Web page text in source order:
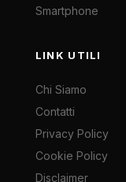
Smartphone
LINK UTILI
Chi Siamo
Contatti
Privacy Policy
Cookie Policy
Disclaimer